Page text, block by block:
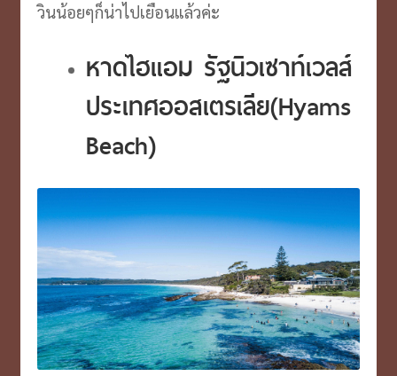
วินน้อยๆก็น่าไปเยือนแล้วค่ะ
หาดไฮแอม รัฐนิวเซาท์เวลส์
ประเทศออสเตรเลีย(Hyams
Beach)